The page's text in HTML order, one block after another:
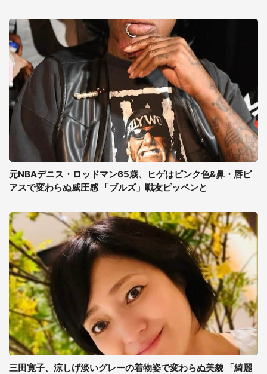
元NBAデニス・ロッドマン65歳、ヒゲはピンク色&鼻・唇ピ
アスで変わらぬ威圧感 「ブルズ」戦友ピッペンと
三田寛子、涼しげ淡いグレーの着物姿で変わらぬ美貌 「綺麗